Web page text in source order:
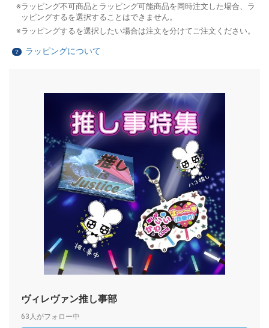
ラッピング不可商品とラッピング可能商品を同時注文した場合、ラ
ッピングするを選択することはできません。
ラッピングするを選択したい場合は注文を分けてご注文ください。
？ ラッピングについて
ヴィレヴァン推し事部
63人がフォロー中